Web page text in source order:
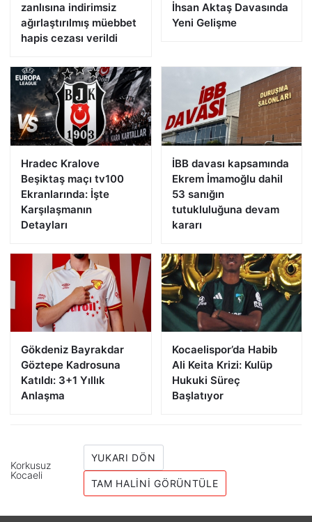
zanlısına indirimsiz
ağırlaştırılmış müebbet
hapis cezası verildi
İhsan Aktaş Davasında
Yeni Gelişme
Hradec Kralove
Beşiktaş maçı tv100
Ekranlarında: İşte
Karşılaşmanın
Detayları
İBB davası kapsamında
Ekrem İmamoğlu dahil
53 sanığın
tutukluluğuna devam
kararı
Gökdeniz Bayrakdar
Göztepe Kadrosuna
Katıldı: 3+1 Yıllık
Anlaşma
Kocaelispor’da Habib
Ali Keita Krizi: Kulüp
Hukuki Süreç
Başlatıyor
Korkusuz
Kocaeli
YUKARI DÖN
TAM HALINI GÖRÜNTÜLE